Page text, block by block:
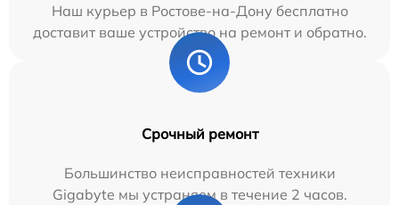
Наш курьер в Ростове-на-Дону бесплатно
доставит ваше устройство на ремонт и обратно.
Срочный ремонт
Большинство неисправностей техники
Gigabyte мы устраняем в течение 2 часов.